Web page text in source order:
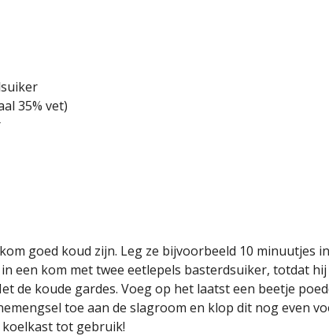
35% vet)
goed koud zijn. Leg ze bijvoorbeeld 10 minuutjes
een kom met twee eetlepels basterdsuiker, totdat
de koude gardes. Voeg op het laatst een beetje
toe aan de slagroom en klop dit nog even
koelkast tot gebruik!